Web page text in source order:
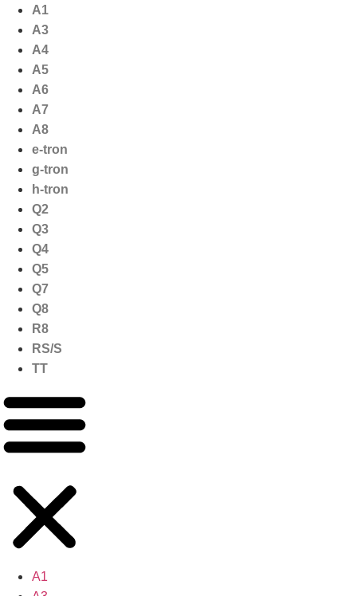
naar
inhoud
A1
A3
A4
A5
A6
A7
A8
e-tron
g-tron
h-tron
Q2
Q3
Q4
Q5
Q7
Q8
R8
RS/S
TT
A1